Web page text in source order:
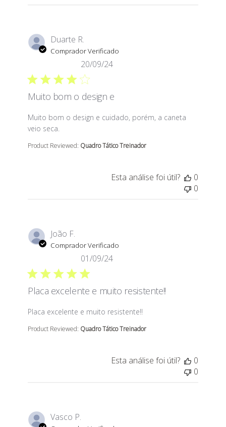
Duarte R.
Comprador Verificado
Muito bom o design e
Muito bom o design e cuidado, porém, a caneta
veio seca.
read more about review content Muito bom o design e
Product Reviewed: Quadro Tático Treinador
20/09/24
Esta análise foi útil?
0
0
João F.
Comprador Verificado
Placa excelente e muito resistente!!
Placa excelente e muito resistente!!
read more about review content
Product Reviewed: Quadro Tático Treinador
01/09/24
Esta análise foi útil?
0
0
Vasco P.